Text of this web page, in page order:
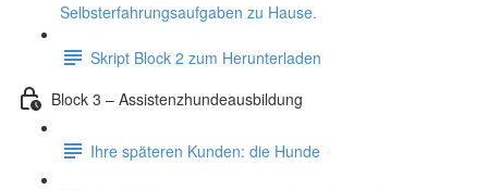
Selbsterfahrungsaufgaben zu Hause.
Skript Block 2 zum Herunterladen
Block 3 – Assistenzhundeausbildung
Ihre späteren Kunden: die Hunde